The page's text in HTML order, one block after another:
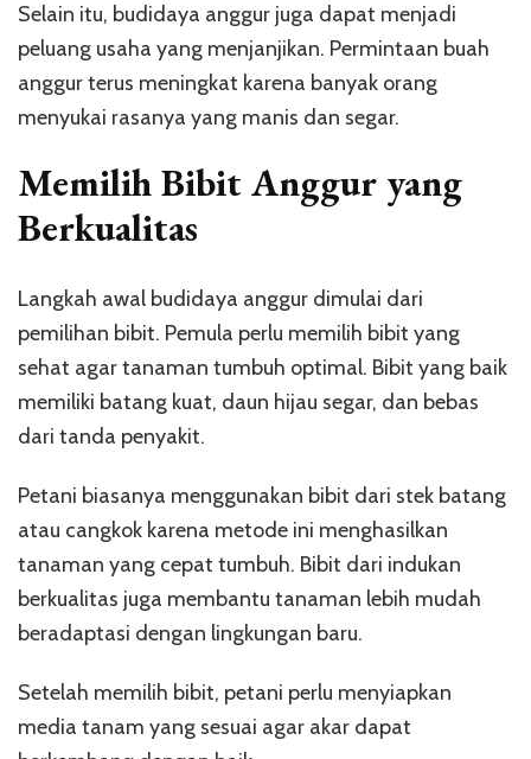
Selain itu, budidaya anggur juga dapat menjadi
peluang usaha yang menjanjikan. Permintaan buah
anggur terus meningkat karena banyak orang
menyukai rasanya yang manis dan segar.
Memilih Bibit Anggur yang
Berkualitas
Langkah awal budidaya anggur dimulai dari
pemilihan bibit. Pemula perlu memilih bibit yang
sehat agar tanaman tumbuh optimal. Bibit yang baik
memiliki batang kuat, daun hijau segar, dan bebas
dari tanda penyakit.
Petani biasanya menggunakan bibit dari stek batang
atau cangkok karena metode ini menghasilkan
tanaman yang cepat tumbuh. Bibit dari indukan
berkualitas juga membantu tanaman lebih mudah
beradaptasi dengan lingkungan baru.
Setelah memilih bibit, petani perlu menyiapkan
media tanam yang sesuai agar akar dapat